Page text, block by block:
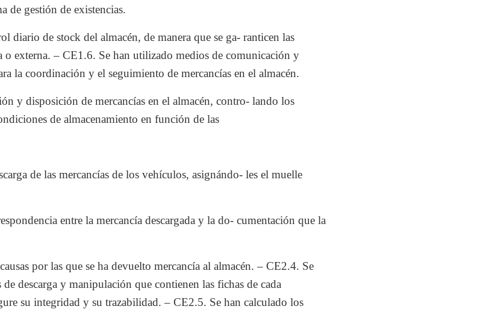
de gestión de existencias.
diario de stock del almacén, de manera que se ga- ranticen las
o externa. – CE1.6. Se han utilizado medios de comunicación y
la coordinación y el seguimiento de mercancías en el almacén.
y disposición de mercancías en el almacén, contro- lando los
de almacenamiento en función de las
de las mercancías de los vehículos, asignándo- les el muelle
entre la mercancía descargada y la do- cumentación que la
por las que se ha devuelto mercancía al almacén. – CE2.4. Se
descarga y manipulación que contienen las fichas de cada
su integridad y su trazabilidad. – CE2.5. Se han calculado los